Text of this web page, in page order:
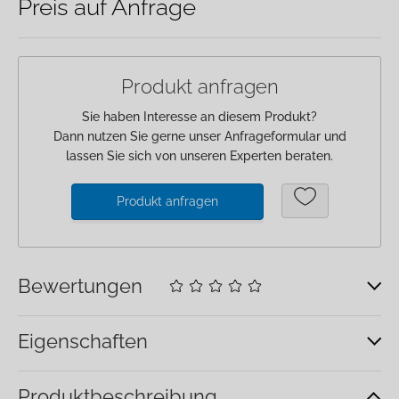
Warenkorb
Preis auf Anfrage
Produkt anfragen
Sie haben Interesse an diesem Produkt?
Dann nutzen Sie gerne unser Anfrageformular und
lassen Sie sich von unseren Experten beraten.
Produkt anfragen
Bewertungen
Eigenschaften